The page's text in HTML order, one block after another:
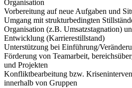
Organisation
Vorbereitung auf neue Aufgaben und
Umgang mit strukturbedingten
Organisation (z.B. Umsatzstagnation)
Entwicklung (Karrierestillstand)
Unterstützung bei Einführung/
Förderung von Teamarbeit,
und Projekten
Konfliktbearbeitung bzw.
innerhalb von Gruppen